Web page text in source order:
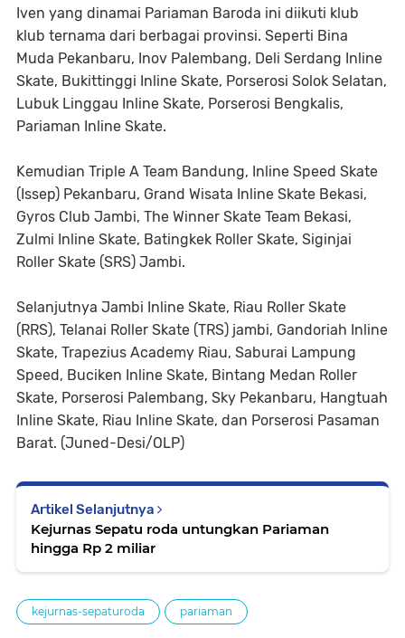
Iven yang dinamai Pariaman Baroda ini diikuti klub
klub ternama dari berbagai provinsi. Seperti Bina
Muda Pekanbaru, Inov Palembang, Deli Serdang Inline
Skate, Bukittinggi Inline Skate, Porserosi Solok Selatan,
Lubuk Linggau Inline Skate, Porserosi Bengkalis,
Pariaman Inline Skate.
Kemudian Triple A Team Bandung, Inline Speed Skate
(Issep) Pekanbaru, Grand Wisata Inline Skate Bekasi,
Gyros Club Jambi, The Winner Skate Team Bekasi,
Zulmi Inline Skate, Batingkek Roller Skate, Siginjai
Roller Skate (SRS) Jambi.
Selanjutnya Jambi Inline Skate, Riau Roller Skate
(RRS), Telanai Roller Skate (TRS) jambi, Gandoriah Inline
Skate, Trapezius Academy Riau, Saburai Lampung
Speed, Buciken Inline Skate, Bintang Medan Roller
Skate, Porserosi Palembang, Sky Pekanbaru, Hangtuah
Inline Skate, Riau Inline Skate, dan Porserosi Pasaman
Barat. (Juned-Desi/OLP)
Artikel Selanjutnya
Kejurnas Sepatu roda untungkan Pariaman
hingga Rp 2 miliar
kejurnas-sepaturoda pariaman